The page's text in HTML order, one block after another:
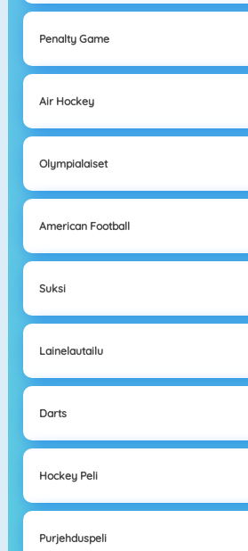
Penalty Game
Air Hockey
Olympialaiset
American Football
Suksi
Lainelautailu
Darts
Hockey Peli
Purjehduspeli